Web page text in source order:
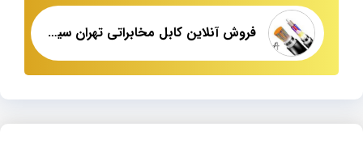
فروش آنلاین کابل مخابراتی تهران سیمین فر